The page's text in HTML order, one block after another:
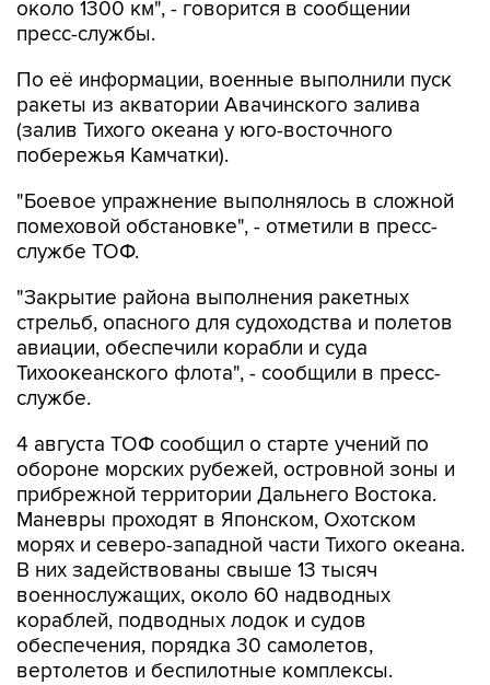
около 1300 км", - говорится в сообщении
пресс-службы.
По её информации, военные выполнили пуск
ракеты из акватории Авачинского залива
(залив Тихого океана у юго-восточного
побережья Камчатки).
"Боевое упражнение выполнялось в сложной
помеховой обстановке", - отметили в пресс-
службе ТОФ.
"Закрытие района выполнения ракетных
стрельб, опасного для судоходства и полетов
авиации, обеспечили корабли и суда
Тихоокеанского флота", - сообщили в пресс-
службе.
4 августа ТОФ сообщил о старте учений по
обороне морских рубежей, островной зоны и
прибрежной территории Дальнего Востока.
Маневры проходят в Японском, Охотском
морях и северо-западной части Тихого океана.
В них задействованы свыше 13 тысяч
военнослужащих, около 60 надводных
кораблей, подводных лодок и судов
обеспечения, порядка 30 самолетов,
вертолетов и беспилотные комплексы.